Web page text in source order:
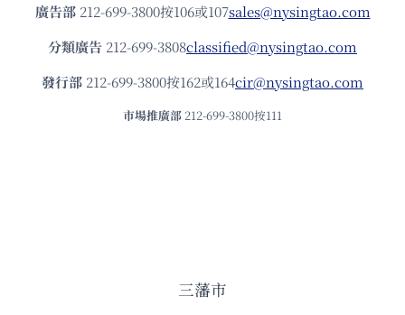
廣告部212-699-3800按106或107sales@nysingtao.com
分類廣告 212-699-3808classified@nysingtao.com
發⾏部 212-699-3800按162或164cir@nysingtao.com
市場推廣部 212-699-3800按111
三藩市